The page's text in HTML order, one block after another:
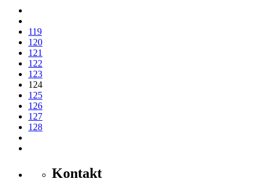
119
120
121
122
123
124
125
126
127
128
Kontakt